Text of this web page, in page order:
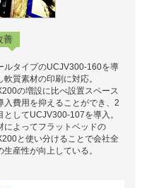
善
ルタイプのUCJV300-160を導
軟質素材の印刷に対応。
の増設に比べ設置スペース
入費用を抑えることができ、2
としてUCJV300-107を導入。
によってフラットベッドの
と使い分けることで会社全
生産性が向上している。